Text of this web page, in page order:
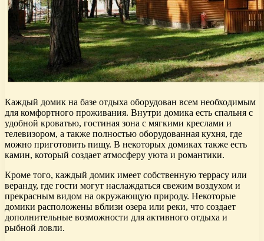
Каждый домик на базе отдыха оборудован всем необходимым
для комфортного проживания. Внутри домика есть спальня с
удобной кроватью, гостиная зона с мягкими креслами и
телевизором, а также полностью оборудованная кухня, где
можно приготовить пищу. В некоторых домиках также есть
камин, который создает атмосферу уюта и романтики.
Кроме того, каждый домик имеет собственную террасу или
веранду, где гости могут наслаждаться свежим воздухом и
прекрасным видом на окружающую природу. Некоторые
домики расположены вблизи озера или реки, что создает
дополнительные возможности для активного отдыха и
рыбной ловли.